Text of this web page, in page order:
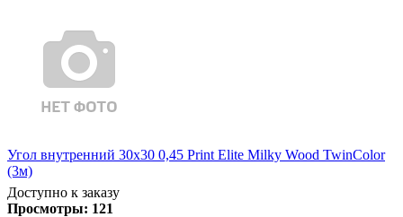
Угол внутренний 30х30 0,45 Print Elite Milky Wood TwinColor
(3м)
Доступно к заказу
Просмотры: 121